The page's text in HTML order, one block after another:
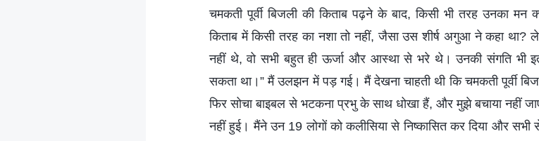
चमकती पूर्वी बिजली की किताब पढ़ने के बाद, किसी भी तरह उनका मन
किताब में किसी तरह का नशा तो नहीं, जैसा उस शीर्ष अगुआ ने कहा था?
नहीं थे, वो सभी बहुत ही ऊर्जा और आस्था से भरे थे। उनकी संगति भी
सकता था।” मैं उलझन में पड़ गई। मैं देखना चाहती थी कि चमकती पूर्वी
फिर सोचा बाइबल से भटकना प्रभु के साथ धोखा हैं, और मुझे बचाया नहीं
नहीं हुई। मैंने उन 19 लोगों को कलीसिया से निष्कासित कर दिया और